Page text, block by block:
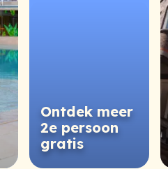
Ontdek meer
2e persoon
gratis